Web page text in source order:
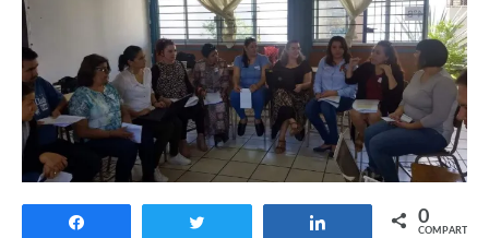
Compartir 0
COMPARTIR